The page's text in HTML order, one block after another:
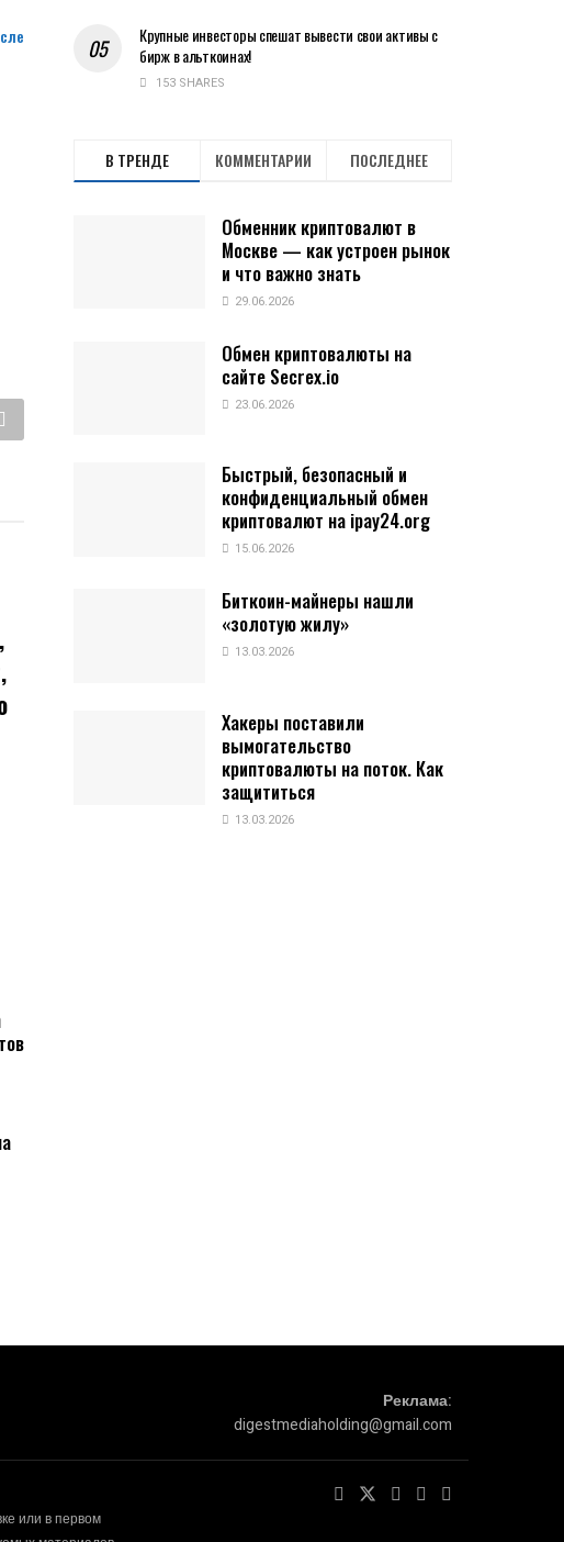
Крупные инвесторы спешат вывести свои активы с
бирж в альткоинах!
153 SHARES
В ТРЕНДЕ КОММЕНТАРИИ ПОСЛЕДНЕЕ
Обменник криптовалют в
Москве — как устроен рынок
и что важно знать
29.06.2026
Обмен криптовалюты на
сайте Secrex.io
23.06.2026
Быстрый, безопасный и
конфиденциальный обмен
криптовалют на ipay24.org
15.06.2026
Биткоин-майнеры нашли
«золотую жилу»
13.03.2026
Хакеры поставили
вымогательство
криптовалюты на поток. Как
защититься
13.03.2026
Реклама:
digestmediaholding@gmail.com
или в первом